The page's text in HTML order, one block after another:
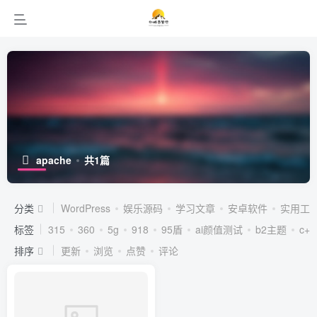
apache 共1篇
分类 WordPress 娱乐源码 学习文章 安卓软件
实用工
标签
315 360 5g 918 95盾 ai颜值测试 b2主题
c++
排序
更新 浏览 点赞 评论